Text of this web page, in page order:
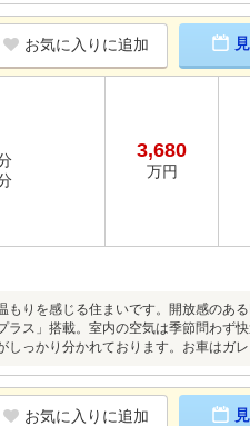
お気に入りに追加
3,680
万円
もりを感じる住まいです。開放感のあ
ス」搭載。室内の空気は季節問わず
っかり分かれております。お車はガ
お気に入りに追加